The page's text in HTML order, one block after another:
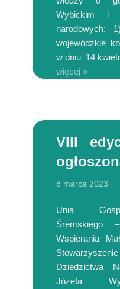
Wybickim i
wojewódzkie
w dniu 14
więcej »
VIII
8 marca 2023
Unia
Śremskiego
Wspierania
Dziedzictwa
Józefa